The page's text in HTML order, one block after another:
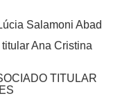
Salamoni Abad
Ana Cristina
TITULAR